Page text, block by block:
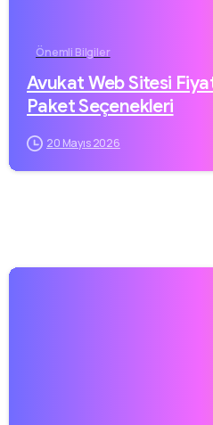
Önemli Bilgiler
Avukat Web Sitesi
Paket Seçenekleri
20 Mayıs 2026